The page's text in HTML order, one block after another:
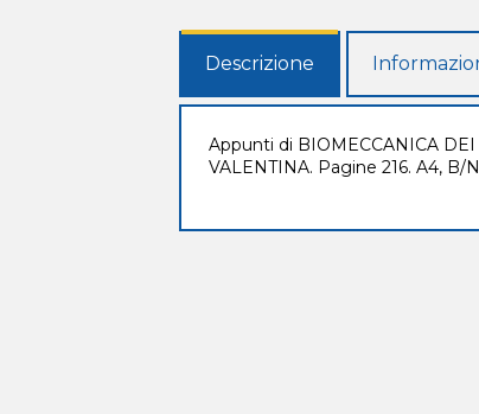
Descrizione
Appunti di BIOMECCANICA
VALENTINA. Pagine 216. A4,